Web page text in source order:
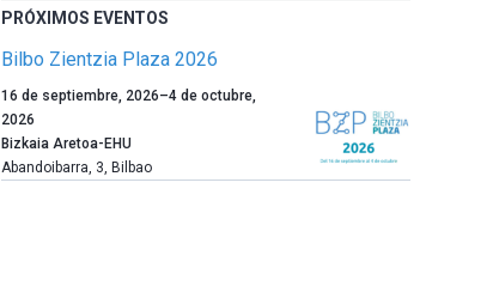
PRÓXIMOS EVENTOS
Bilbo Zientzia Plaza 2026
Un
año
más,
Bilbao
16 de septiembre, 2026–4 de octubre,
2026
Bizkaia Aretoa-EHU
Abandoibarra, 3, Bilbao